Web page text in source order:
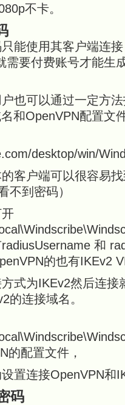
不卡。
能使用其客户端连
需要付费账号才能生
也可以通过一定方
和OpenVPN配置文
desktop/win/
的客户端可以很容易
不到密码）
和
的也有IKEv2
式为IKEv2然后连接
的连接域名。
的配置文件，
置连接OpenVPN和
码